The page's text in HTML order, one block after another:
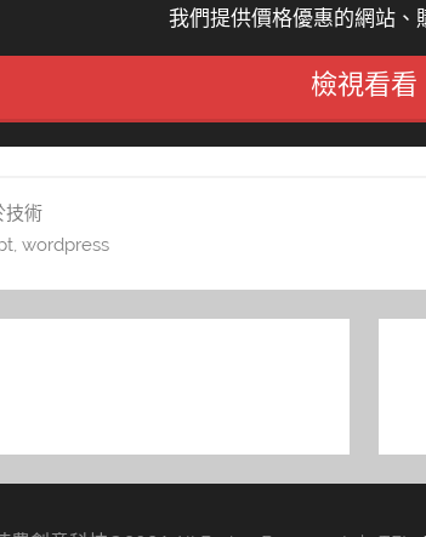
我們提供價格優惠的網站、
檢視看看
技術
, wordpress